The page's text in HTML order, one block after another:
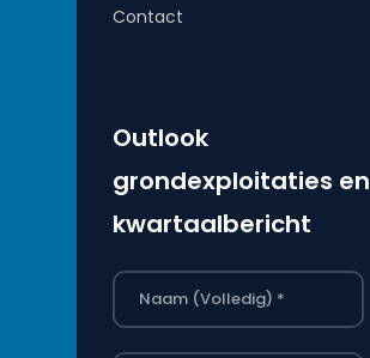
Contact
Outlook
grondexploitaties en
kwartaalbericht